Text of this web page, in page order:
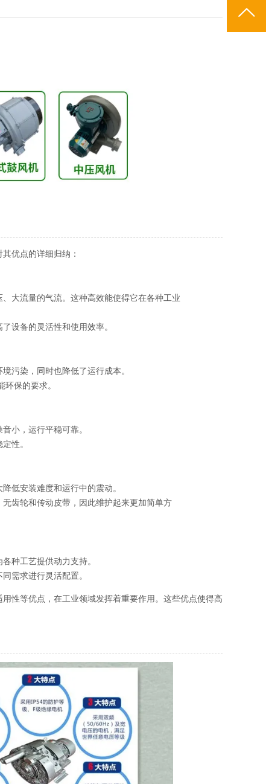
优点的详细归纳：
大流量的气流。这种高效能使得它在各种工业
设备的灵活性和使用效率。
污染，同时也降低了运行成本。
保的要求。
小，运行平稳可靠。
性。
低安装难度和运行中的震动。
齿轮和传动皮带，因此维护起来更加简单方
种工艺提供动力支持。
需求进行灵活配置。
性等优点，在工业领域发挥着重要作用。这些优点使得高